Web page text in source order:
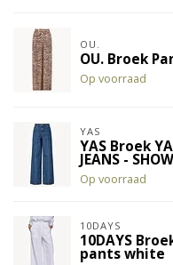
OU.
OU. Broek
Op voorraad
YAS
YAS Broek
JEANS -
Op voorraad
10DAYS
10DAYS
pants white